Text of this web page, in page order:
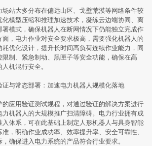
站大多分布在偏远山区、戈壁荒漠等网络条件较
化模型压缩和推理加速技术，凝练云边端协同、离
署模式，确保机器人在断网情况下仍能独立完成作
，电力作业对安全要求极高，需要强化机器人的
优化设计，提升长时间高负荷连续作业能力，同
限制、紧急制动、黑匣子等安全功能，确保在高
机混行安全。
证与常态部署：加速电力机器人规模化落地
应用验证测试规程，对通过验证的解决方案进行
机器人的大规模推广扫清障碍。电力行业拥有成
体系，可在此基础上制定人形机器人与具身智能
，明确作业成功率、效率提升率、安全可靠性、
确保进入电力系统的产品符合行业要求。